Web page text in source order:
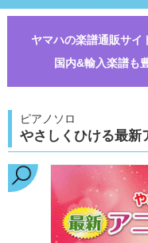
ヤマハの楽譜通販サイ
国内&輸入楽譜も
ピアノソロ
やさしくひける最新